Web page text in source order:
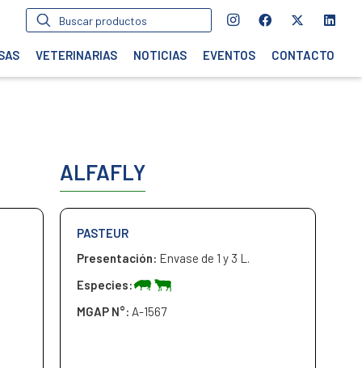
Búsqueda
de
VETERINARIAS NOTICIAS EVENTOS CONTACTO
ALFAFLY
PASTEUR
Presentación: Envase de 1 y 3 L.
Especies:
MGAP N°: A-1567